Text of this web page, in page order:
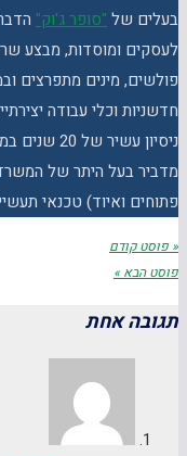
בעלים של "סופר ג'וק"
לעסקים ומוסדות, מבצע
פולשים, מינים מתפרצים
חדשניות וכלי עבודה
ניסיון עשיר של 20 שנים במערכת הביטחון.
פתוחים ואיוד) טכנאי
« פוסט קודם
פוסט הבא »
תגובה אחת